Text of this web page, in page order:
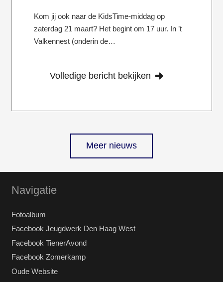
Kom jij ook naar de KidsTime-middag op
zaterdag 21 maart? Het begint om 17 uur. In ’t
Valkennest (onderin de…
Volledige bericht bekijken
Meer nieuws
Navigatie
Fotoalbum
Facebook Jeugdwerk Den Haag West
Facebook TienerAvond
Facebook Zomerkamp
Oude Website